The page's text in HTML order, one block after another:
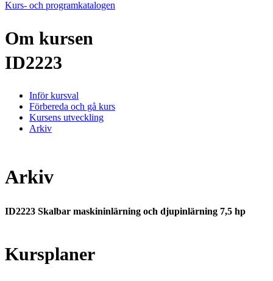
Kurs- och programkatalogen
Om kursen
ID2223
Inför kursval
Förbereda och gå kurs
Kursens utveckling
Arkiv
Arkiv
ID2223 Skalbar maskininlärning och djupinlärning 7,5 hp
Kursplaner